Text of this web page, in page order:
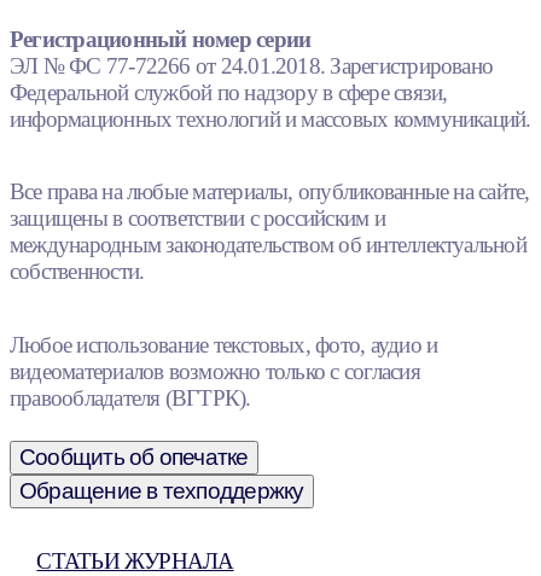
Регистрационный номер серии
ЭЛ № ФС 77-72266 от 24.01.2018. Зарегистрировано
Федеральной службой по надзору в сфере связи,
информационных технологий и массовых коммуникаций.
Все права на любые материалы, опубликованные на сайте,
защищены в соответствии с российским и
международным законодательством об интеллектуальной
собственности.
Любое использование текстовых, фото, аудио и
видеоматериалов возможно только с согласия
правообладателя (ВГТРК).
Сообщить об опечатке
Обращение в техподдержку
СТАТЬИ ЖУРНАЛА